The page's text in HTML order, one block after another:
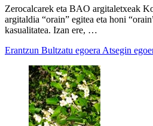
Zerocalcarek eta BAO argitaletxeak
argitaldia “orain” egitea eta honi
kasualitatea. Izan ere, …
Erantzun Bultzatu egoera Atsegin